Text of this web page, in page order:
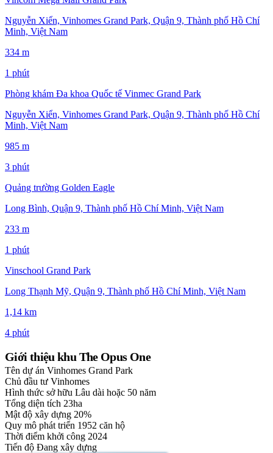
Nguyễn Xiển, Vinhomes Grand Park, Quận 9, Thành phố Hồ Chí
Minh, Việt Nam
334 m
1 phút
Phòng khám Đa khoa Quốc tế Vinmec Grand Park
Nguyễn Xiển, Vinhomes Grand Park, Quận 9, Thành phố Hồ Chí
Minh, Việt Nam
985 m
3 phút
Quảng trường Golden Eagle
Long Bình, Quận 9, Thành phố Hồ Chí Minh, Việt Nam
233 m
1 phút
Vinschool Grand Park
Long Thạnh Mỹ, Quận 9, Thành phố Hồ Chí Minh, Việt Nam
1,14 km
4 phút
Giới thiệu khu The Opus One
Tên dự án Vinhomes Grand Park
Chủ đầu tư Vinhomes
Hình thức sở hữu Lâu dài hoặc 50 năm
Tổng diện tích 23ha
Mật độ xây dựng 20%
Quy mô phát triển 1952 căn hộ
Thời điểm khởi công 2024
Tiến độ Đang xây dựng